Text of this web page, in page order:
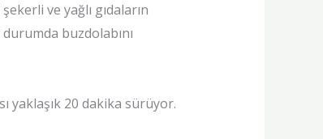
ve yağlı gıdaların
buzdolabını
yaklaşık 20 dakika sürüyor.